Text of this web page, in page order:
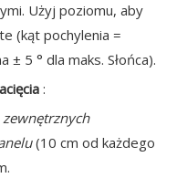
Użyj poziomu, aby
(kąt pochylenia =
5 ° dla maks. Słońca).
:
zewnętrznych
(10 cm od każdego